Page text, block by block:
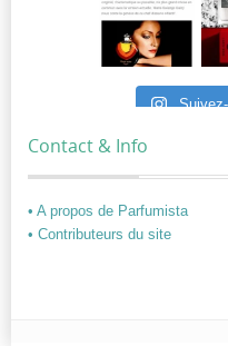
Contact & Info
• A propos de Parfumista
• Contributeurs du site